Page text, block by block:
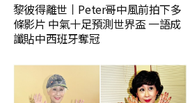
黎彼得離世丨Peter哥中風前拍下多
條影片 中氣十足預測世界盃 一語成
讖貼中西班牙奪冠